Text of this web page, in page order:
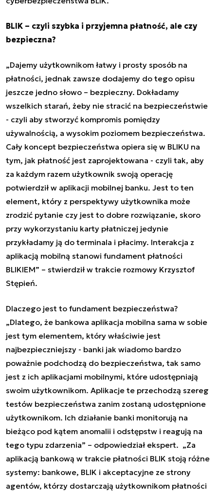
BLIK – czyli szybka i przyjemna płatność, ale czy
bezpieczna?
„Dajemy użytkownikom łatwy i prosty sposób na
płatności, jednak zawsze dodajemy do tego opisu
jeszcze jedno słowo – bezpieczny. Dokładamy
wszelkich starań, żeby nie stracić na bezpieczeństwie
- czyli aby stworzyć kompromis pomiędzy
używalnością, a wysokim poziomem bezpieczeństwa.
Cały koncept bezpieczeństwa opiera się w BLIKU na
tym, jak płatność jest zaprojektowana - czyli tak, aby
za każdym razem użytkownik swoją operację
potwierdził w aplikacji mobilnej banku. Jest to ten
element, który z perspektywy użytkownika może
zrodzić pytanie czy jest to dobre rozwiązanie, skoro
przy wykorzystaniu karty płatniczej jedynie
przykładamy ją do terminala i płacimy. Interakcja z
aplikacją mobilną stanowi fundament płatności
BLIKIEM” – stwierdził w trakcie rozmowy Krzysztof
Stępień.
Dlaczego jest to fundament bezpieczeństwa?
„Dlatego, że bankowa aplikacja mobilna sama w sobie
jest tym elementem, który właściwie jest
najbezpieczniejszy - banki jak wiadomo bardzo
poważnie podchodzą do bezpieczeństwa, tak samo
jest z ich aplikacjami mobilnymi, które udostępniają
swoim użytkownikom. Aplikacje te przechodzą szereg
testów bezpieczeństwa zanim zostaną udostępnione
użytkownikom. Ich działanie banki monitorują na
bieżąco pod kątem anomalii i odstępstw i reagują na
tego typu zdarzenia” – odpowiedział ekspert. „Za
aplikacją bankową w trakcie płatności BLIK stoją różne
systemy: bankowe, BLIK i akceptacyjne ze strony
agentów, którzy dostarczają użytkownikom płatności